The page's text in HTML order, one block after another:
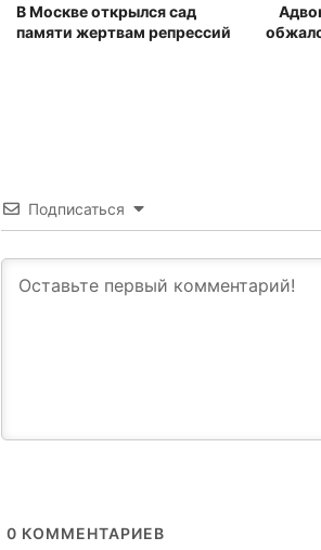
В Москве открылся сад
памяти жертвам репрессий
Подписаться
0 КОММЕНТАРИЕВ